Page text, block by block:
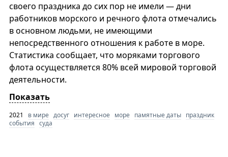
своего праздника до сих пор не имели — дни
работников морского и речного флота отмечались
в основном людьми, не имеющими
непосредственного отношения к работе в море.
Статистика сообщает, что моряками торгового
флота осуществляется 80% всей мировой торговой
деятельности.
Показать
2021 в мире досуг интересное море памятные даты праздник
события суда